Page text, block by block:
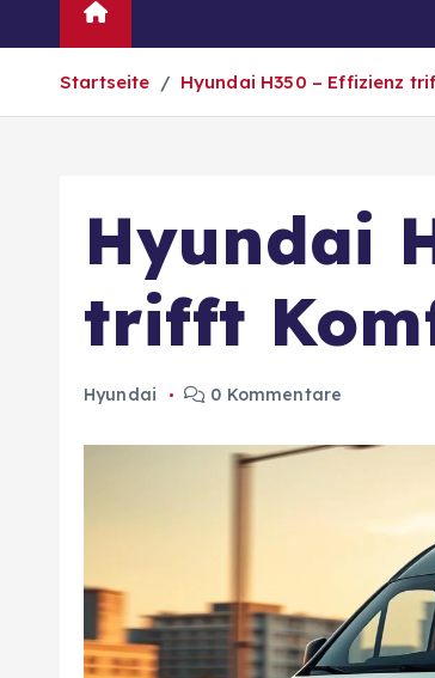
Startseite Hyundai H350 – Effizienz
Hyundai
trifft
Hyundai 0 Kommentare